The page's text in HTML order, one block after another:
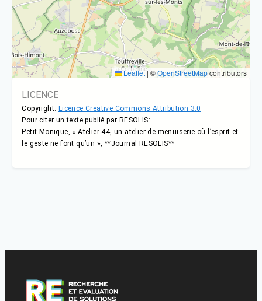
Leaflet| ©OpenStreetMapcontributors
LICENCE
Copyright: Licence Creative Commons Attribution 3.0
Pour citer un texte publié par RESOLIS:
Petit Monique, « Atelier 44, un atelier de menuiserie où l’esprit et
le geste ne font qu’un », **Journal RESOLIS**